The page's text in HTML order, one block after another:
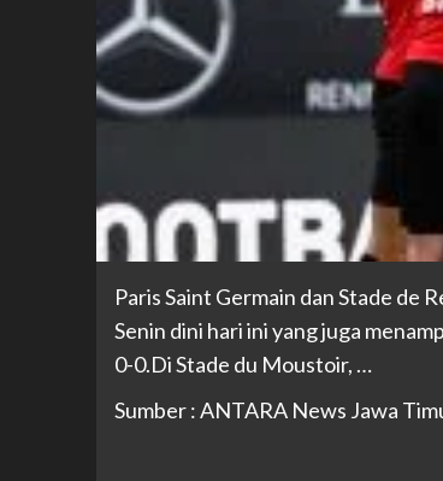
Paris Saint Germain dan Stade de
Senin dini hari ini yang juga
0-0.Di Stade du Moustoir, …
Sumber : ANTARA News Jawa